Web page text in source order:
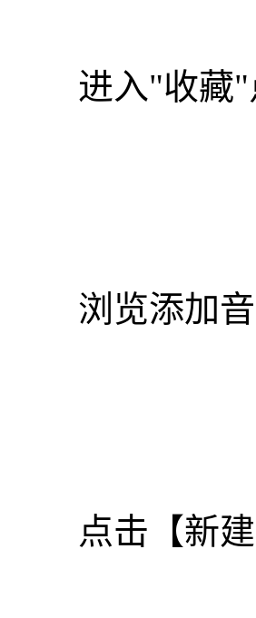
进入"收藏"
浏览添加音
点击【新建